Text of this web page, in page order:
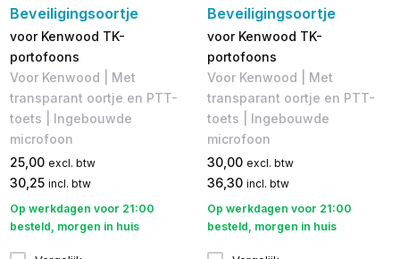
Beveiligingsoortje
voor Kenwood TK-
portofoons
Voor Kenwood | Met
transparant oortje en PTT-
toets | Ingebouwde
microfoon
25,00 excl. btw
30,25 incl. btw
Op werkdagen voor 21:00
besteld, morgen in huis
Beveiligingsoortje
voor Kenwood TK-
portofoons
Voor Kenwood | Met
transparant oortje en PTT-
toets | Ingebouwde
microfoon
30,00 excl. btw
36,30 incl. btw
Op werkdagen voor 21:00
besteld, morgen in huis